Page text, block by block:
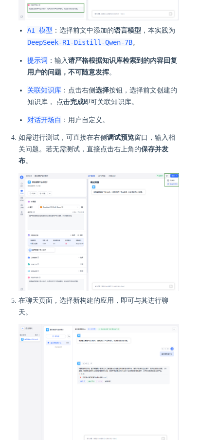
AI 模型 ：选择前文中添加的语言模型 ，本实践为
DeepSeek-R1-Distill-Qwen-7B。
提示词 ：输入请严格根据知识库检索到的内容回复
用户的问题，不可随意发挥。
关联知识库 ：点击右侧 选择按钮，选择前文创建的
知识库， 点击完成即可关联知识库。
对话开场白 ：用户自定义。
如需进行测试，可直接在右侧 调试预览窗口，输入相
关问题。若无需测试，直接点击右上角的保存并发
布。
在聊天页面，选择新构建的应用，即可与其进行聊
天。